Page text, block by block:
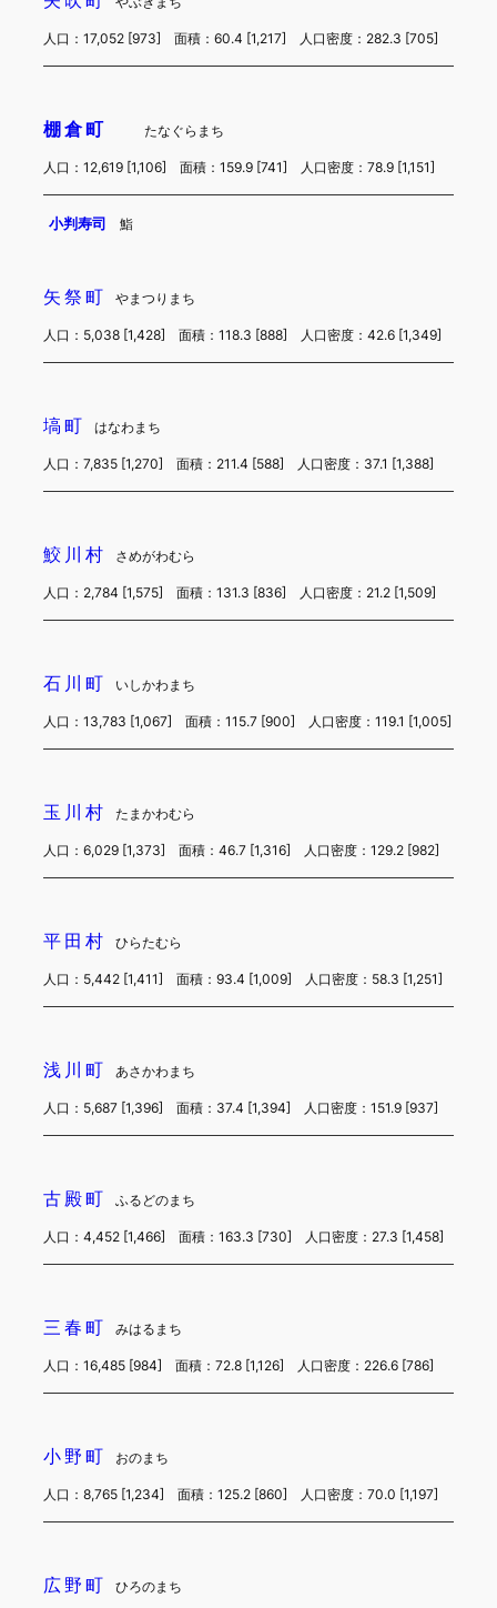
人口：17,052 [973] 面積：60.4 [1,217] 人口密度：282.3 [705]
棚倉町 たなぐらまち
人口：12,619 [1,106] 面積：159.9 [741] 人口密度：78.9 [1,151]
小判寿司 鮨
矢祭町 やまつりまち
人口：5,038 [1,428] 面積：118.3 [888] 人口密度：42.6 [1,349]
塙町 はなわまち
人口：7,835 [1,270] 面積：211.4 [588] 人口密度：37.1 [1,388]
鮫川村 さめがわむら
人口：2,784 [1,575] 面積：131.3 [836] 人口密度：21.2 [1,509]
石川町 いしかわまち
人口：13,783 [1,067] 面積：115.7 [900] 人口密度：119.1 [1,005]
玉川村 たまかわむら
人口：6,029 [1,373] 面積：46.7 [1,316] 人口密度：129.2 [982]
平田村 ひらたむら
人口：5,442 [1,411] 面積：93.4 [1,009] 人口密度：58.3 [1,251]
浅川町 あさかわまち
人口：5,687 [1,396] 面積：37.4 [1,394] 人口密度：151.9 [937]
古殿町 ふるどのまち
人口：4,452 [1,466] 面積：163.3 [730] 人口密度：27.3 [1,458]
三春町 みはるまち
人口：16,485 [984] 面積：72.8 [1,126] 人口密度：226.6 [786]
小野町 おのまち
人口：8,765 [1,234] 面積：125.2 [860] 人口密度：70.0 [1,197]
広野町 ひろのまち